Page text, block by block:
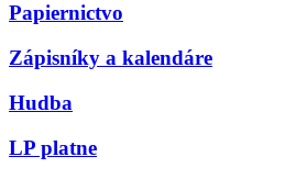
Papiernictvo
Zápisníky a kalendáre
Hudba
LP platne